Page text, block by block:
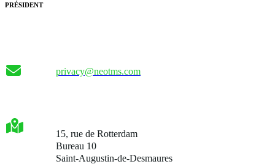
PRÉSIDENT
privacy@neotms.com
15, rue de Rotterdam
Bureau 10
Saint-Augustin-de-Desmaures